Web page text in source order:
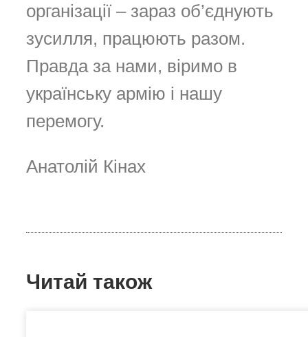
організації – зараз об’єднують
зусилля, працюють разом.
Правда за нами, віримо в
українську армію і нашу
перемогу.
Анатолій Кінах
Читай також